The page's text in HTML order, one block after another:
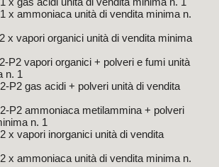
x ammoniaca unità di vendita minima n.
x vapori organici unità di vendita minima
P2 vapori organici + polveri e fumi unità
n. 1
P2 gas acidi + polveri unità di vendita
P2 ammoniaca metilammina + polveri
n. 1
x vapori inorganici unità di vendita
x ammoniaca unità di vendita minima n.